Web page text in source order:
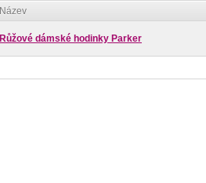
Název
Růžové dámské hodinky Parker